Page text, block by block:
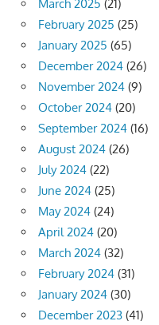
March 2025 (21)
February 2025 (25)
January 2025 (65)
December 2024 (26)
November 2024 (9)
October 2024 (20)
September 2024 (16)
August 2024 (26)
July 2024 (22)
June 2024 (25)
May 2024 (24)
April 2024 (20)
March 2024 (32)
February 2024 (31)
January 2024 (30)
December 2023 (41)